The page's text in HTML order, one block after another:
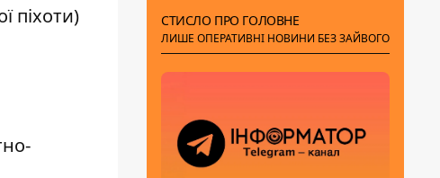
піхоти)
СТИСЛО ПРО ГОЛОВНЕ
ЛИШЕ ОПЕРАТИВНІ НОВИНИ БЕЗ ЗАЙВОГО